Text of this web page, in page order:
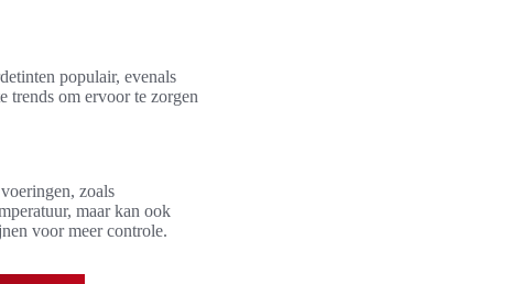
populair, evenals
trends om ervoor te zorgen
zoals
maar kan ook
voor meer controle.